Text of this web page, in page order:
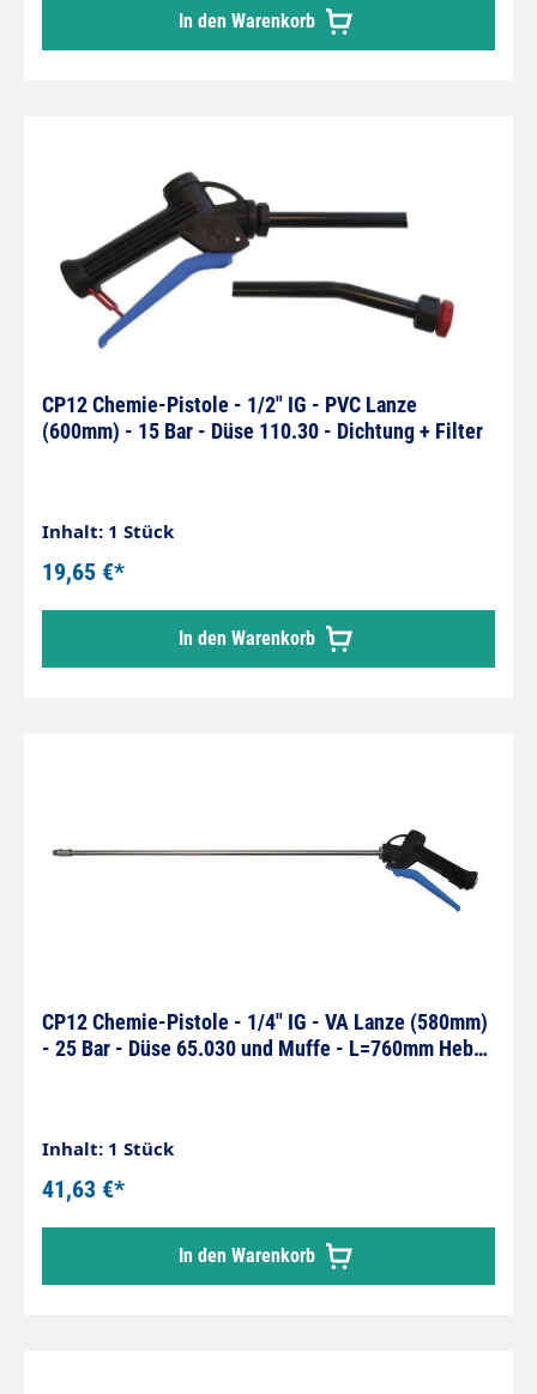
Gleichrichterdiode zwingend erforderlich. Das
Anschlusskabel mit Diode wird mitgeliefert
In den Warenkorb
CP12 Chemie-Pistole - 1/2" IG - PVC Lanze
(600mm) - 15 Bar - Düse 110.30 - Dichtung + Filter
Inhalt: 1 Stück
19,65 €*
In den Warenkorb
CP12 Chemie-Pistole - 1/4" IG - VA Lanze (580mm)
- 25 Bar - Düse 65.030 und Muffe - L=760mm Hebel
Inhalt: 1 Stück
41,63 €*
In den Warenkorb